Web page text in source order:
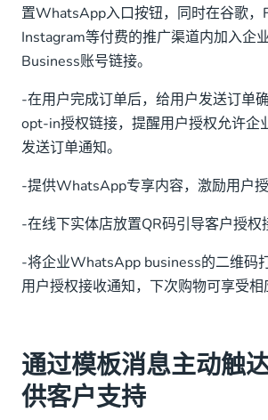
置WhatsApp入口按钮，同时在谷歌，
Instagram等付费的推广渠道内加入企
Business账号链接。
-在用户完成订单后，给用户发送订单
opt-in授权链接，提醒用户授权允许企
发送订单通知。
-提供WhatsApp专享内容，激励用户授
-在线下实体店放置QR码引导客户授权
-将企业WhatsApp business的二维码
用户授权接收通知，下次购物可享受相
通过模板消息主动触
供客户支持